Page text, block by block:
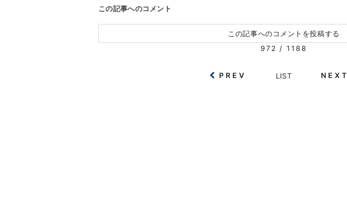
この記事へのコメント
この記事へのコメントを投稿する
972 / 1188
PREV LIST NEXT